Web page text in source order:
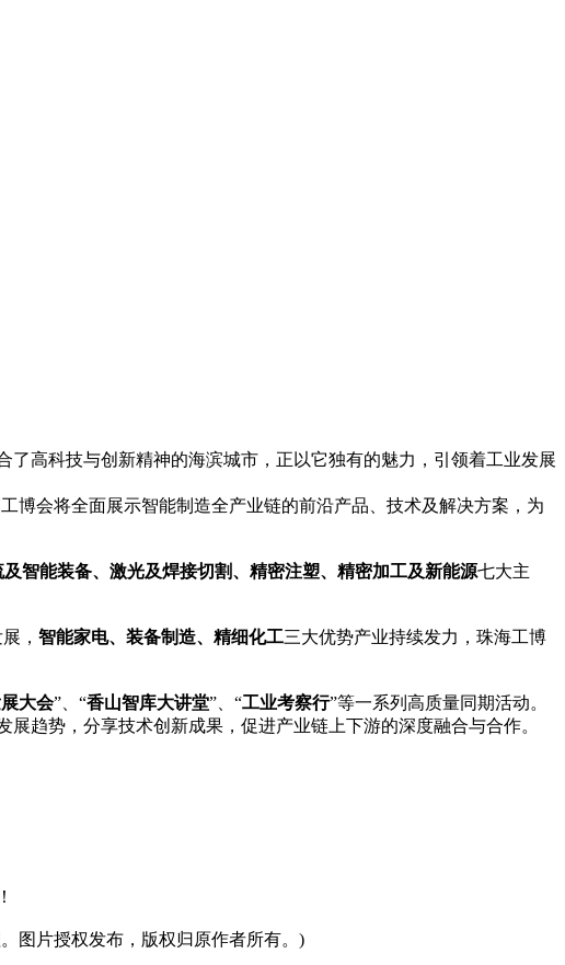
高科技与创新精神的海滨城市，正以它独有的魅力，引领着工业发展
博会将全面展示智能制造全产业链的前沿产品、技术及解决方案，为
智能装备、激光及焊接切割、精密注塑、精密加工及新能源七大主
， 智能家电、装备制造、精细化工三大优势产业持续发力，珠海工博
大会”、“香山智库大讲堂”、“工业考察行”等一系列高质量同期活动。
趋势，分享技术创新成果，促进产业链上下游的深度融合与合作。
图片授权发布，版权归原作者所有。)